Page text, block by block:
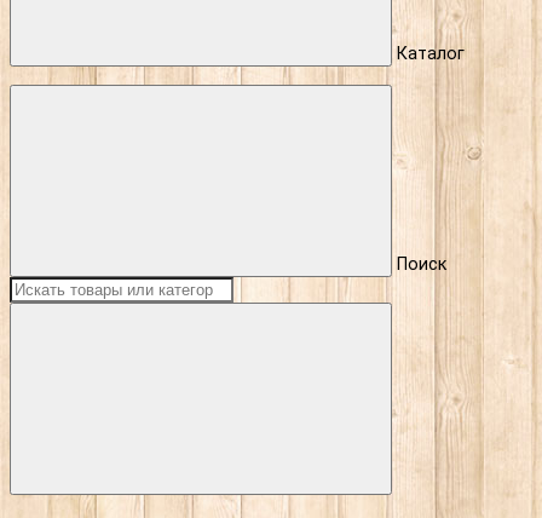
Каталог
Поиск